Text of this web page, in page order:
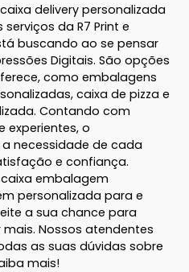
delivery personalizada
da R7 Print e
buscando ao se pensar
Digitais. São opções
como embalagens
caixa de pizza e
Contando com
experientes, o
necessidade de cada
e confiança.
embalagem
personalizada para e
a sua chance para
Nossos atendentes
as suas dúvidas sobre
mais!